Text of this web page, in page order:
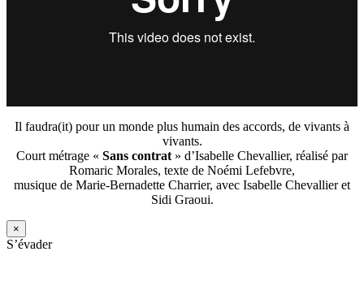
Il faudra(it) pour un monde plus humain des accords, de vivants à
vivants.
Court métrage « Sans contrat » d’Isabelle Chevallier, réalisé par
Romaric Morales, texte de Noémi Lefebvre,
musique de Marie-Bernadette Charrier, avec Isabelle Chevallier et
Sidi Graoui.
×
S’évader